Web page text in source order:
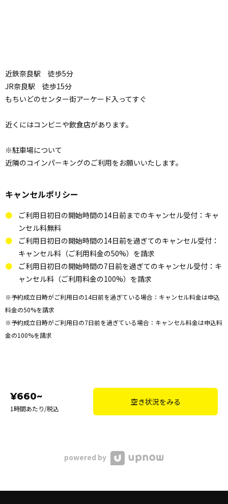
近鉄奈良駅 徒歩5分
JR奈良駅 徒歩15分
もちいどのセンター街アーケード入ってすぐ
近くにはコンビニや飲食店があります。
※駐車場について
近隣のコインパーキングのご利用をお願いいたします。
キャンセルポリシー
ご利用日初日の開始時間の14日前までのキャンセル受付：キャ
ンセル料無料
ご利用日初日の開始時間の14日前を過ぎてのキャンセル受付：
キャンセル料（ご利用料金の50%）を請求
ご利用日初日の開始時間の7日前を過ぎてのキャンセル受付：キ
ャンセル料（ご利用料金の100%）を請求
※予約成立日時がご利用日の14日前を過ぎている場合：キャンセル料金は申込
料金の50%を請求
※予約成立日時がご利用日の7日前を過ぎている場合：キャンセル料金は申込料
金の100%を請求
¥660~
1時間あたり/税込
空き状況をみる
powered by